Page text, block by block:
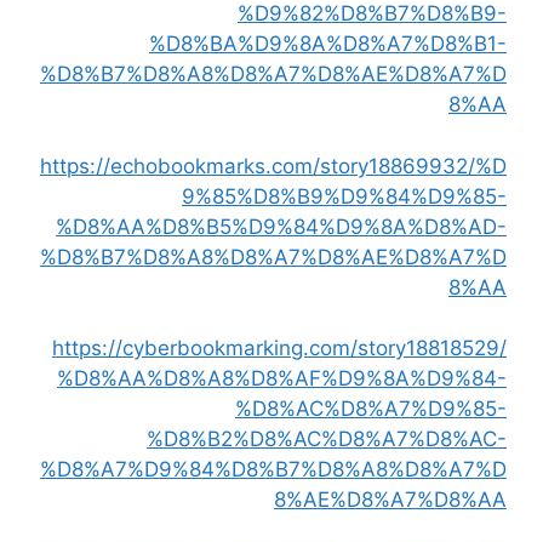
%D9%82%D8%B7%D8%B9-
%D8%BA%D9%8A%D8%A7%D8%B1-
%D8%B7%D8%A8%D8%A7%D8%AE%D8%A7%D
8%AA
https://echobookmarks.com/story18869932/%D
9%85%D8%B9%D9%84%D9%85-
%D8%AA%D8%B5%D9%84%D9%8A%D8%AD-
%D8%B7%D8%A8%D8%A7%D8%AE%D8%A7%D
8%AA
https://cyberbookmarking.com/story18818529/
%D8%AA%D8%A8%D8%AF%D9%8A%D9%84-
%D8%AC%D8%A7%D9%85-
%D8%B2%D8%AC%D8%A7%D8%AC-
%D8%A7%D9%84%D8%B7%D8%A8%D8%A7%D
8%AE%D8%A7%D8%AA